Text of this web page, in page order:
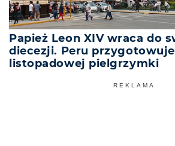
Papież Leon XIV wraca do
diecezji. Peru
listopadowej pielgrzymki
REKLAMA